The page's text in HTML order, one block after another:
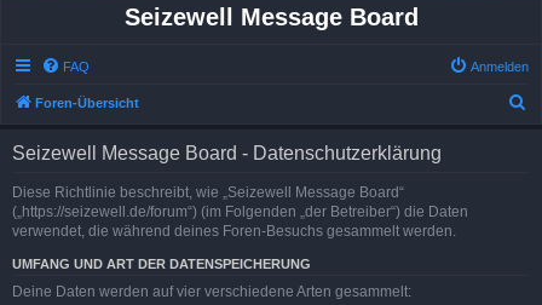
Seizewell Message Board
FAQ Anmelden
Foren-Übersicht
Seizewell Message Board - Datenschutzerklärung
Diese Richtlinie beschreibt, wie „Seizewell Message Board“
(„https://seizewell.de/forum“) (im Folgenden „der Betreiber“) die Daten
verwendet, die während deines Foren-Besuchs gesammelt werden.
UMFANG UND ART DER DATENSPEICHERUNG
Deine Daten werden auf vier verschiedene Arten gesammelt: